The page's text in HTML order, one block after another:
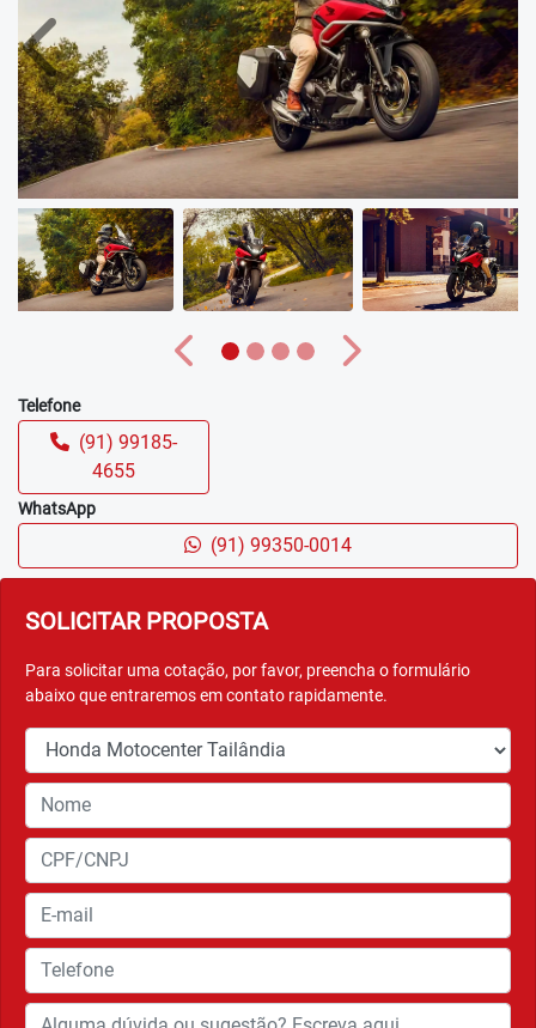
SOLICITAR PROPOSTA
Para solicitar uma cotação, por favor, preencha o formulário
abaixo que entraremos em contato rapidamente.
Anterior
Anterior Próximo
Telefone
(91) 99185-
4655
WhatsApp
(91) 99350-0014